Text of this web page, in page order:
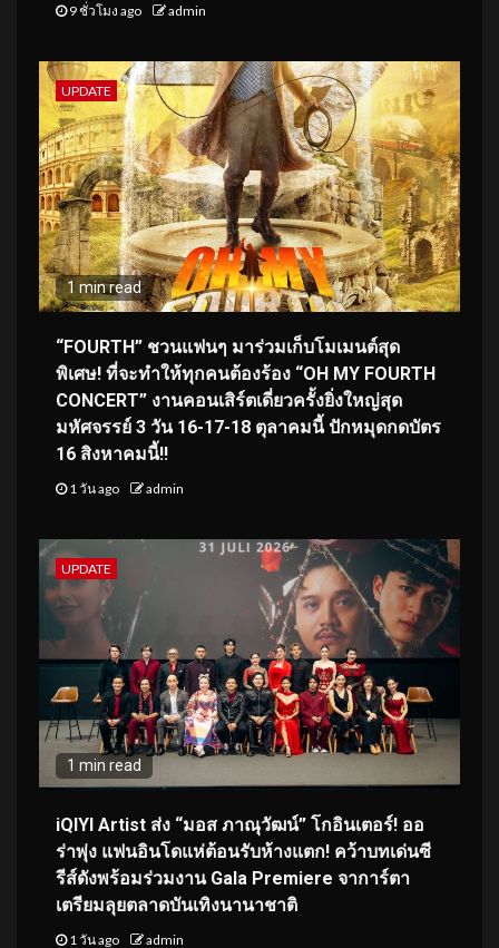
9 ชั่วโมง ago admin
UPDATE
1 min read
“FOURTH” ชวนแฟนๆ มาร่วมเก็บโมเมนต์สุด
พิเศษ! ที่จะทำให้ทุกคนต้องร้อง “OH MY FOURTH
CONCERT” งานคอนเสิร์ตเดี่ยวครั้งยิ่งใหญ่สุด
มหัศจรรย์ 3 วัน 16-17-18 ตุลาคมนี้ ปักหมุดกดบัตร
16 สิงหาคมนี้!!
1 วัน ago admin
UPDATE
1 min read
iQIYI Artist ส่ง “มอส ภาณุวัฒน์” โกอินเตอร์! ออ
ร่าพุ่ง แฟนอินโดแห่ต้อนรับห้างแตก! คว้าบทเด่นซี
รีส์ดังพร้อมร่วมงาน Gala Premiere จาการ์ตา
เตรียมลุยตลาดบันเทิงนานาชาติ
1 วัน ago admin